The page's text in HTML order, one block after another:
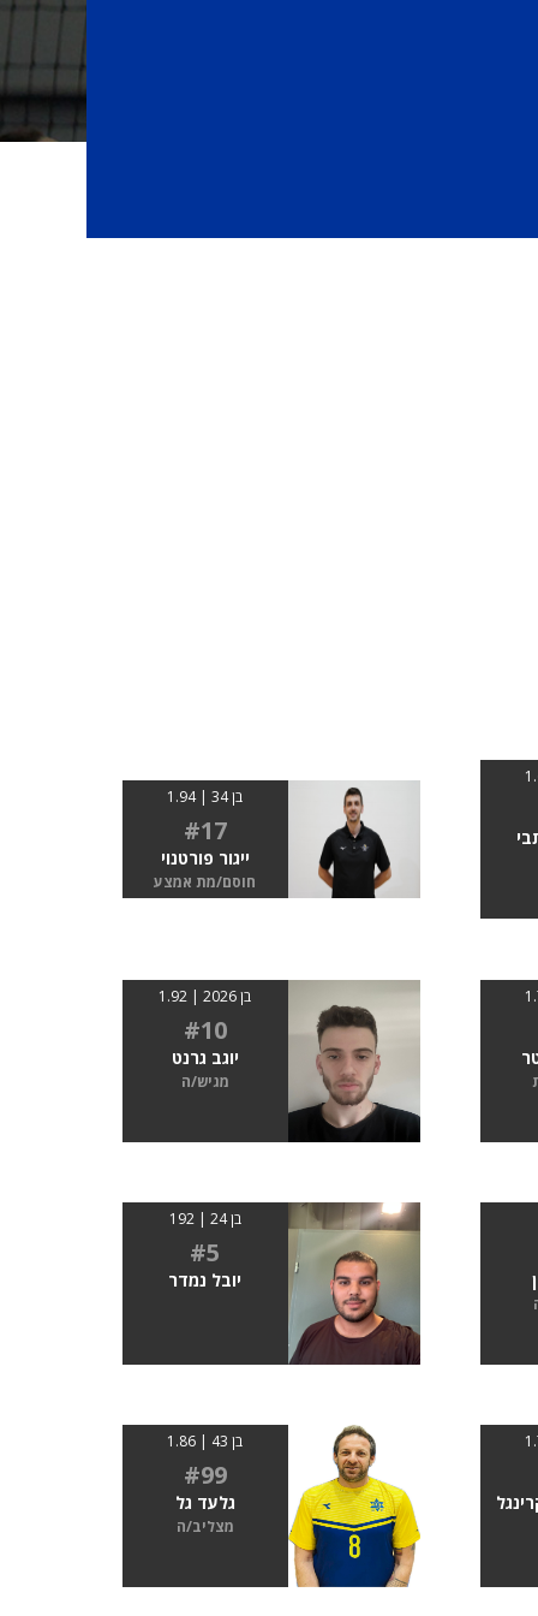
בן 34 | 1.94
#17
ייגור פורטנוי
חוסם/מת אמצע
בן 2026 | 1.92
#10
יוגב גרנט
מגיש/ה
בן 24 | 192
#5
יובל נמדר
בן 43 | 1.86
#99
גלעד גל
מצליב/ה